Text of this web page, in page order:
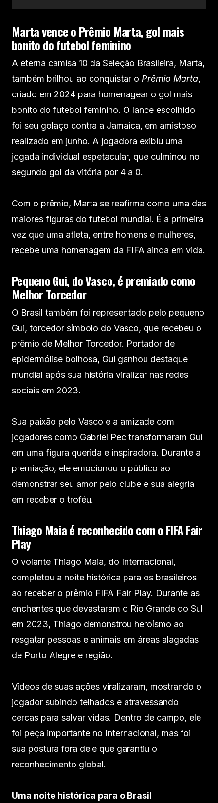
Marta vence o Prêmio Marta, gol mais
bonito do futebol feminino
A eterna camisa 10 da Seleção Brasileira, Marta,
também brilhou ao conquistar o Prêmio Marta,
criado em 2024 para homenagear o gol mais
bonito do futebol feminino. O lance escolhido
foi seu golaço contra a Jamaica, em amistoso
realizado em junho. A jogadora exibiu uma
jogada individual espetacular, que culminou no
segundo gol da vitória por 4 a 0.
Com o prêmio, Marta se reafirma como uma das
maiores figuras do futebol mundial. É a primeira
vez que uma atleta, entre homens e mulheres,
recebe uma homenagem da FIFA ainda em vida.
Pequeno Gui, do Vasco, é premiado como
Melhor Torcedor
O Brasil também foi representado pelo pequeno
Gui, torcedor símbolo do Vasco, que recebeu o
prêmio de Melhor Torcedor. Portador de
epidermólise bolhosa, Gui ganhou destaque
mundial após sua história viralizar nas redes
sociais em 2023.
Sua paixão pelo Vasco e a amizade com
jogadores como Gabriel Pec transformaram Gui
em uma figura querida e inspiradora. Durante a
premiação, ele emocionou o público ao
demonstrar seu amor pelo clube e sua alegria
em receber o troféu.
Thiago Maia é reconhecido com o FIFA Fair
Play
O volante Thiago Maia, do Internacional,
completou a noite histórica para os brasileiros
ao receber o prêmio FIFA Fair Play. Durante as
enchentes que devastaram o Rio Grande do Sul
em 2023, Thiago demonstrou heroísmo ao
resgatar pessoas e animais em áreas alagadas
de Porto Alegre e região.
Vídeos de suas ações viralizaram, mostrando o
jogador subindo telhados e atravessando
cercas para salvar vidas. Dentro de campo, ele
foi peça importante no Internacional, mas foi
sua postura fora dele que garantiu o
reconhecimento global.
Uma noite histórica para o Brasil